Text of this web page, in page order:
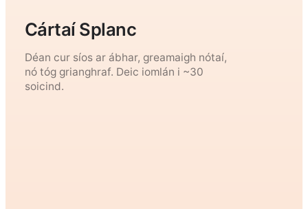
Cártaí Splanc
Déan cur síos ar ábhar, greamaigh nótaí,
nó tóg grianghraf. Deic iomlán i ~30
soicind.